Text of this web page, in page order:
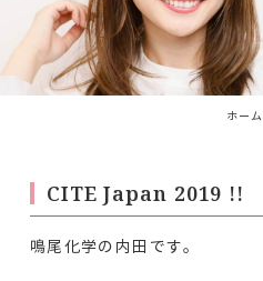
ホーム
CITE Japan 2019 !!
鳴尾化学の内田です。